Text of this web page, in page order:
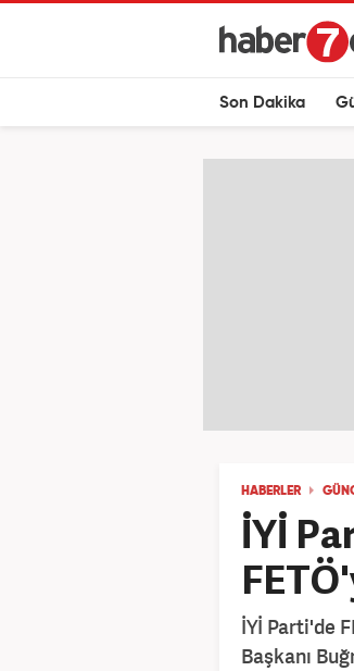
Son Dakika
HABERLER
İYİ
İYİ Parti'de
Başkanı